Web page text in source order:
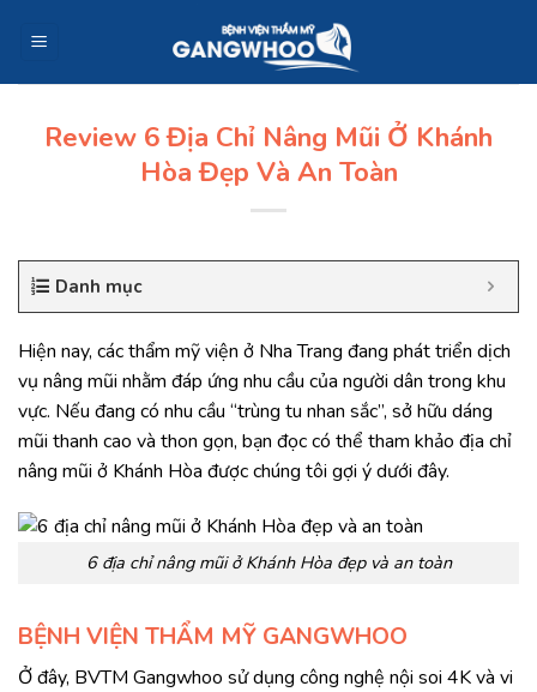
Review 6 Địa Chỉ Nâng Mũi Ở Khánh
Hòa Đẹp Và An Toàn​
Danh mục
Hiện nay, các thẩm mỹ viện ở Nha Trang đang phát triển dịch
vụ nâng mũi nhằm đáp ứng nhu cầu của người dân trong khu
vực. Nếu đang có nhu cầu “trùng tu nhan sắc”, sở hữu dáng
mũi thanh cao và thon gọn, bạn đọc có thể tham khảo địa chỉ
nâng mũi ở Khánh Hòa được chúng tôi gợi ý dưới đây.
6 địa chỉ nâng mũi ở Khánh Hòa đẹp và an toàn
BỆNH VIỆN THẨM MỸ GANGWHOO
Ở đây, BVTM Gangwhoo sử dụng công nghệ nội soi 4K và vi